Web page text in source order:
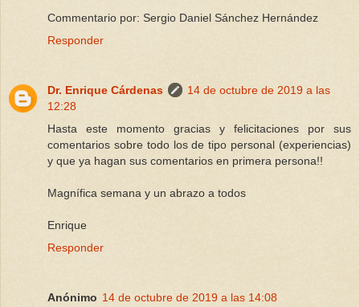
Commentario por: Sergio Daniel Sánchez Hernández
Responder
Dr. Enrique Cárdenas
14 de octubre de 2019 a las
12:28
Hasta este momento gracias y felicitaciones por sus
comentarios sobre todo los de tipo personal (experiencias)
y que ya hagan sus comentarios en primera persona!!
Magnífica semana y un abrazo a todos
Enrique
Responder
Anónimo 14 de octubre de 2019 a las 14:08